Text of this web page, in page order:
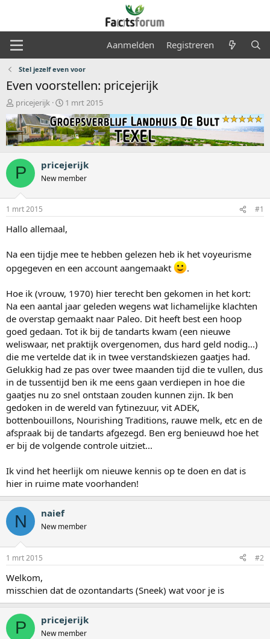
Aanmelden Registreren
Stel jezelf even voor
Even voorstellen: pricejerijk
O
n
d
e
r
w
e
r
p
s
t
r
e
r
pricejerijk
S
a
r
t
a
t
m
1 mrt 2015
P pricejerijk
New member
1 mrt 2015 #1
Hallo allemaal,
Na een tijdje mee te hebben gelezen heb ik het voyeurisme
opgegeven en een account aangemaakt
.
Hoe ik (vrouw, 1970) hier terecht ben gekomen in het kort:
Na een aantal jaar geleden wegens wat lichamelijke klachten
de overstap gemaakt naar Paleo. Dit heeft best een hoop
goed gedaan. Tot ik bij de tandarts kwam (een nieuwe
weliswaar, net praktijk overgenomen, dus hard geld nodig...)
die me vertelde dat ik in twee verstandskiezen gaatjes had.
Gelukkig had ze pas over twee maanden tijd die te vullen, dus
in de tussentijd ben ik me eens gaan verdiepen in hoe die
gaatjes nu zo snel ontstaan zouden kunnen zijn. Ik ben
gedoken in de wereld van fytinezuur, vit ADEK,
bottenbouillons, Nourishing Traditions, rauwe melk, etc en de
afspraak bij de tandarts afgezegd. Ben erg benieuwd hoe het
er bij de volgende controle uitziet...
Ik vind het heerlijk om nieuwe kennis op te doen en dat is
hier in ruime mate voorhanden!
N naief
New member
1 mrt 2015 #2
Welkom,
misschien dat de ozontandarts (Sneek) wat voor je is
P pricejerijk
New member